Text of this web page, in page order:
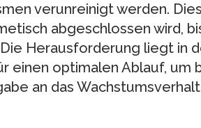
verunreinigt werden.
abgeschlossen wird,
Herausforderung liegt in
einen optimalen Ablauf, um
an das